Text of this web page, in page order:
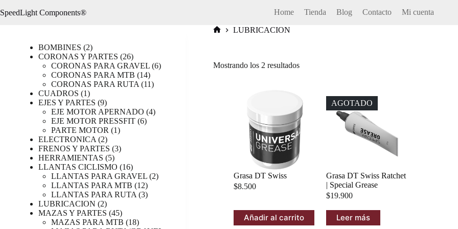
al
SpeedLight Components® Home Tienda Blog Contacto
Mi cuenta
LUBRICACION
Mostrando los 2 resultados
Grasa DT Swiss
$8.500
Añadir al carrito
AGOTADO
Grasa DT Swiss Ratchet
| Special Grease
$19.900
Leer más
BOMBINES 22
productos
CORONAS Y PARTES 2626
productos
CORONAS PARA GRAVEL 66
CORONAS PARA MTB 1414
productos
CORONAS PARA RUTA 1111
CUADROS 11
producto
EJES Y PARTES 99
productos
EJE MOTOR APERNADO 44
EJE MOTOR PRESSFIT 66
PARTE MOTOR 11
ELECTRONICA 22
productos
FRENOS Y PARTES 33
HERRAMIENTAS 55
productos
LLANTAS CICLISMO 1616
productos
LLANTAS PARA GRAVEL 22
LLANTAS PARA MTB 1212
productos
LLANTAS PARA RUTA 33
LUBRICACION 22
productos
MAZAS Y PARTES 4545
productos
MAZAS PARA MTB 1818